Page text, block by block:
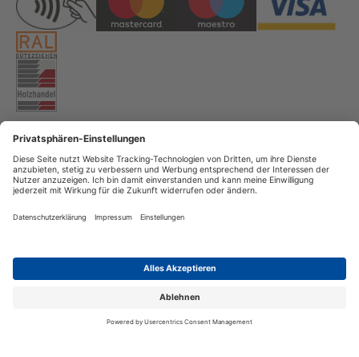
Datenschutz
Impressum
Streitschlichtung